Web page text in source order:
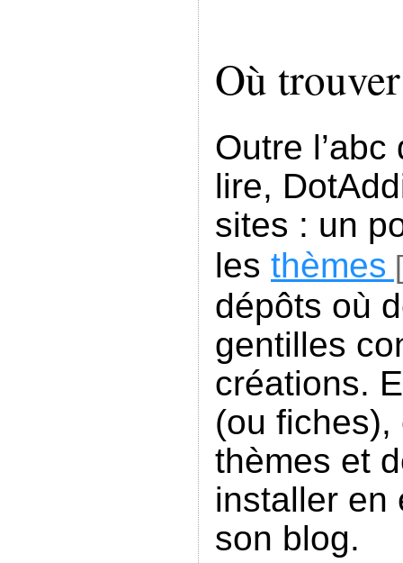
Où
Outre
lire,
sites : un
les thèmes
dépôts où
gentilles
créations.
(ou
thèmes et
installer en
son blog.